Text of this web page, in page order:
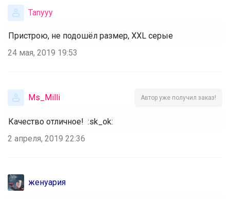
Tanyyy
Пристрою, не подошёл размер, XXL серые
24 мая, 2019 19:53
Ms_Milli Автор уже получил заказ!
Качество отличное! :sk_ok:
2 апреля, 2019 22:36
женуария